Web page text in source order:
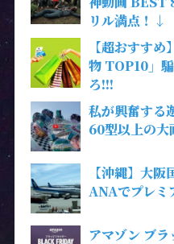
リル満点！↓
【超おすす
物 TOP10」
ろ!!!
私が興奮する
60型以上の
【沖縄】大
ANAでプレミ
アマゾン ブ